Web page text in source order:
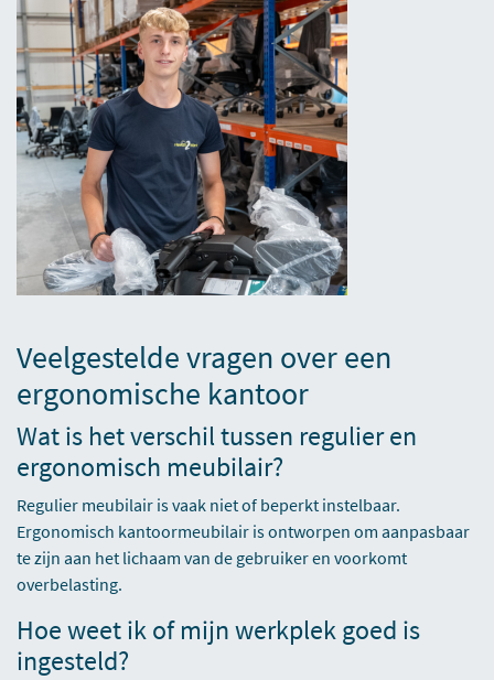
Veelgestelde vragen over een
ergonomische kantoor
Wat is het verschil tussen regulier en
ergonomisch meubilair?
Regulier meubilair is vaak niet of beperkt instelbaar.
Ergonomisch kantoormeubilair is ontworpen om aanpasbaar
te zijn aan het lichaam van de gebruiker en voorkomt
overbelasting.
Hoe weet ik of mijn werkplek goed is
ingesteld?